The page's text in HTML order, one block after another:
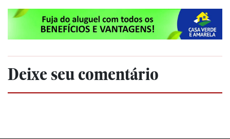
Deixe seu comentário